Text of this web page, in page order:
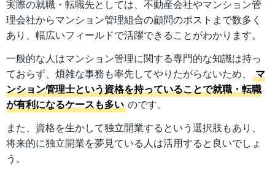
実際の就職・転職先としては、不動産会社やマンション管
理会社からマンション管理組合の顧問のポストまで数多く
あり、幅広いフィールドで活躍できることがわかります。
一般的な人はマンション管理に関する専門的な知識は持っ
ておらず、煩雑な事務も率先してやりたがらないため、
マ
ンション管理士という資格を持っていることで就職・転職
が有利になるケースも多い のです。
また、資格を生かして独立開業するという選択肢もあり、
将来的に独立開業を夢見ている人は活用すると良いでしょ
う。